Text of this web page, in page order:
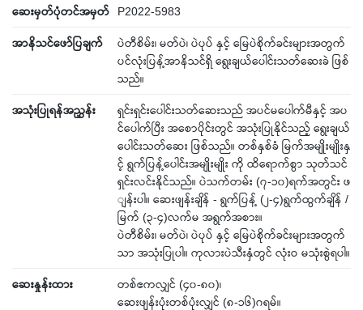
ဆေးမှတ်ပုံတင်အမှတ် P2022-5983
အာနိသင်ဖော်ပြချက်
ပဲတီစိမ်း၊ မတ်ပဲ၊ ပဲပုပ် နှင့် မြေပဲစိုက်ခင်းများအတွက်
ပင်လုံးပြန့်အာနိသင်ရှိ ရွေးချယ်ပေါင်းသတ်ဆေးခဲ ဖြစ်
သည်။
အသုံးပြုရန်အညွှန်း
ရှင်းရှင်းပေါင်းသတ်ဆေးသည် အပင်မပေါက်မီနှင့် အပ
င်ပေါက်ပြီး အစောပိုင်းတွင် အသုံးပြုနိုင်သည့် ရွေးချယ်
ပေါင်းသတ်ဆေး ဖြစ်သည်။ တစ်နှစ်ခံ မြက်အမျိုးမျိုးနှ
င့် ရွက်ပြန့်ပေါင်းအမျိုးမျိုး ကို ထိရောက်စွာ သုတ်သင်
ရှင်းလင်းနိုင်သည်။ ပဲသက်တမ်း (၇-၁၀)ရက်အတွင်း ဖ
ျန်းပါ။ ဆေးဖျန်းချိန် - ရွက်ပြန့် (၂-၄)ရွက်ထွက်ချိန် /
မြက် (၃-၄)လက်မ အရွက်အစား။
ပဲတီစိမ်း၊ မတ်ပဲ၊ ပဲပုပ် နှင့် မြေပဲစိုက်ခင်းများအတွက်
သာ အသုံးပြုပါ။ ကုလားပဲသီးနှံတွင် လုံးဝ မသုံးစွဲရပါ။
ဆေးနှုန်းထား
တစ်ဧကလျှင် (၄၀-၈၀)၊
ဆေးဖျန်းပုံးတစ်ပုံးလျှင် (၈-၁၆)ဂရမ်။